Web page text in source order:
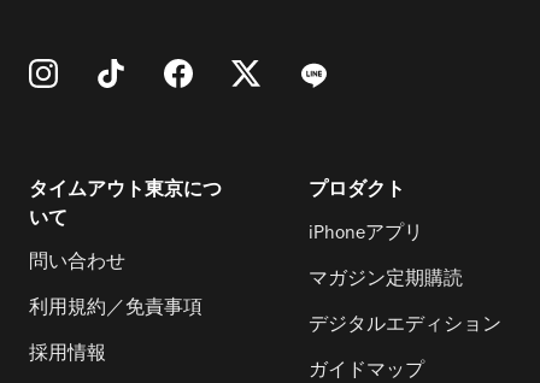
タイムアウト東京につ
いて
問い合わせ
利用規約／免責事項
採用情報
プロダクト
iPhoneアプリ
マガジン定期購読
デジタルエディション
ガイドマップ